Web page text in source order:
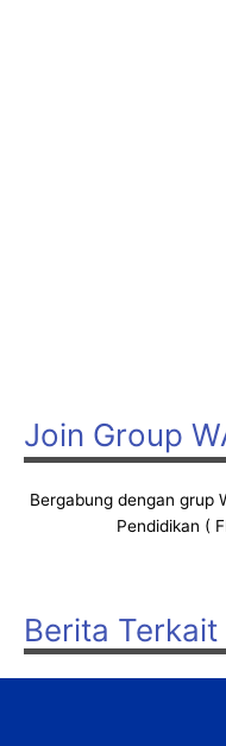
Join Group
Bergabung dengan grup
Pendidikan (
Berita Terkait